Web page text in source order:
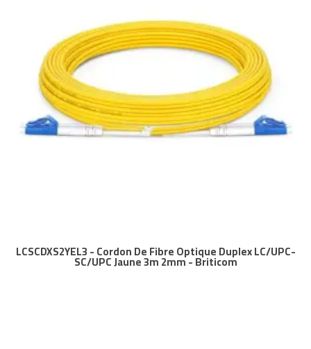
LCSCDXS2YEL3 - Cordon De Fibre Optique Duplex LC/UPC-
SC/UPC Jaune 3m 2mm - Briticom